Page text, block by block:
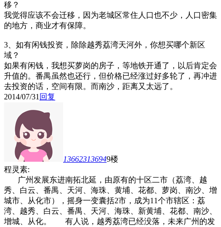
移？
我觉得应该不会迁移，因为老城区常住人口也不少，人口密集
的地方，商业才有保障。
3、如有闲钱投资，除除越秀荔湾天河外，你想买哪个新区
域？
如果有闲钱，我想买萝岗的房子，等地铁开通了，以后肯定会
升值的。番禺虽然也还行，但价格已经涨过好多轮了，再冲进
去投资的话，空间有限。而南沙，距离又太远了。
2014/07/31回复
136623136949楼
程灵素:
广州发展东进南拓北延，由原有的十区二市（荔湾、越
秀、白云、番禺、天河、海珠、黄埔、花都、萝岗、南沙、增
城市、从化市），摇身一变囊括2市，成为11个市辖区：荔
湾、越秀、白云、番禺、天河、海珠、新黄埔、花都、南沙、
增城、从化。 有人说，越秀荔湾已经没落，未来广州的发